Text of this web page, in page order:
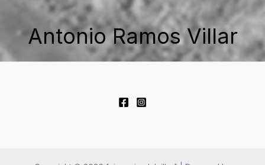
Antonio Ramos Villar